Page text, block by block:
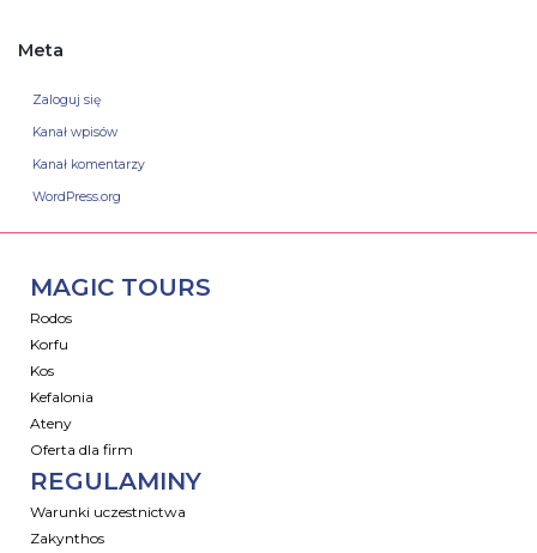
Meta
Zaloguj się
Kanał wpisów
Kanał komentarzy
WordPress.org
MAGIC TOURS
Rodos
Korfu
Kos
Kefalonia
Ateny
Oferta dla firm
REGULAMINY
Warunki uczestnictwa
Zakynthos